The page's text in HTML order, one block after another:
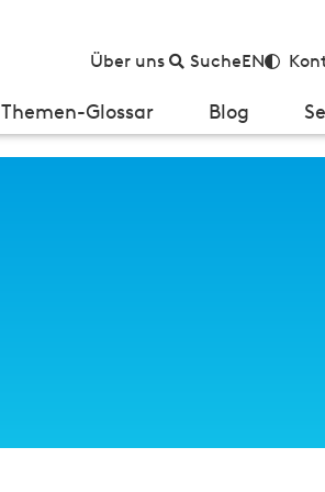
Über uns SucheEN
Themen-Glossar Blog